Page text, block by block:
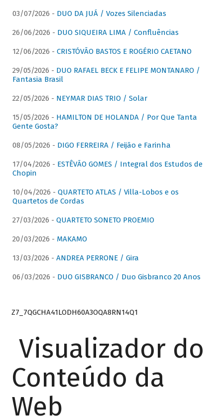
03/07/2026 - DUO DA JUÁ / Vozes Silenciadas
26/06/2026 - DUO SIQUEIRA LIMA / Confluências
12/06/2026 - CRISTÓVÃO BASTOS E ROGÉRIO CAETANO
29/05/2026 - DUO RAFAEL BECK E FELIPE MONTANARO /
Fantasia Brasil
22/05/2026 - NEYMAR DIAS TRIO / Solar
15/05/2026 - HAMILTON DE HOLANDA / Por Que Tanta
Gente Gosta?
08/05/2026 - DIGO FERREIRA / Feijão e Farinha
17/04/2026 - ESTÊVÃO GOMES / Integral dos Estudos de
Chopin
10/04/2026 - QUARTETO ATLAS / Villa-Lobos e os
Quartetos de Cordas
27/03/2026 - QUARTETO SONETO PROEMIO
20/03/2026 - MAKAMO
13/03/2026 - ANDREA PERRONE / Gira
06/03/2026 - DUO GISBRANCO / Duo Gisbranco 20 Anos
Z7_7QGCHA41LODH60A3OQA8RN14Q1
Visualizador do
Conteúdo da
Web